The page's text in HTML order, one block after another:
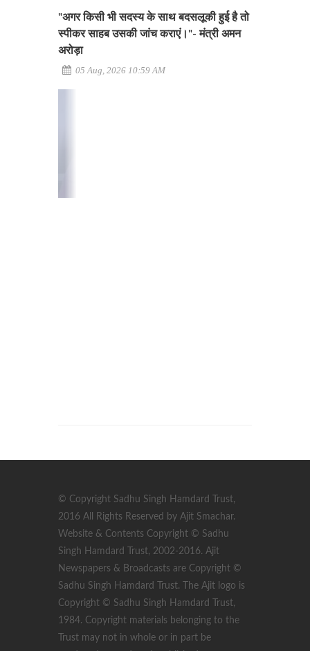
"अगर किसी भी सदस्य के साथ बदसलूकी हुई है तो
स्पीकर साहब उसकी जांच कराएं।"- मंत्री अमन
अरोड़ा
05 Aug, 2026 10:59 AM
© Copyright Sadhu Singh Hamdard Trust,
2016 All Rights Reserved by Ajit Smachar.
Website & Contents Copyright © Sadhu
Singh Hamdard Trust, 2002-2016. Ajit
Newspapers & Broadcasts are Copyright ©
Sadhu Singh Hamdard Trust. The Ajit logo is
Copyright © Sadhu Singh Hamdard Trust,
1984. Copyright materials belonging to the
Trust may not in whole or in part be